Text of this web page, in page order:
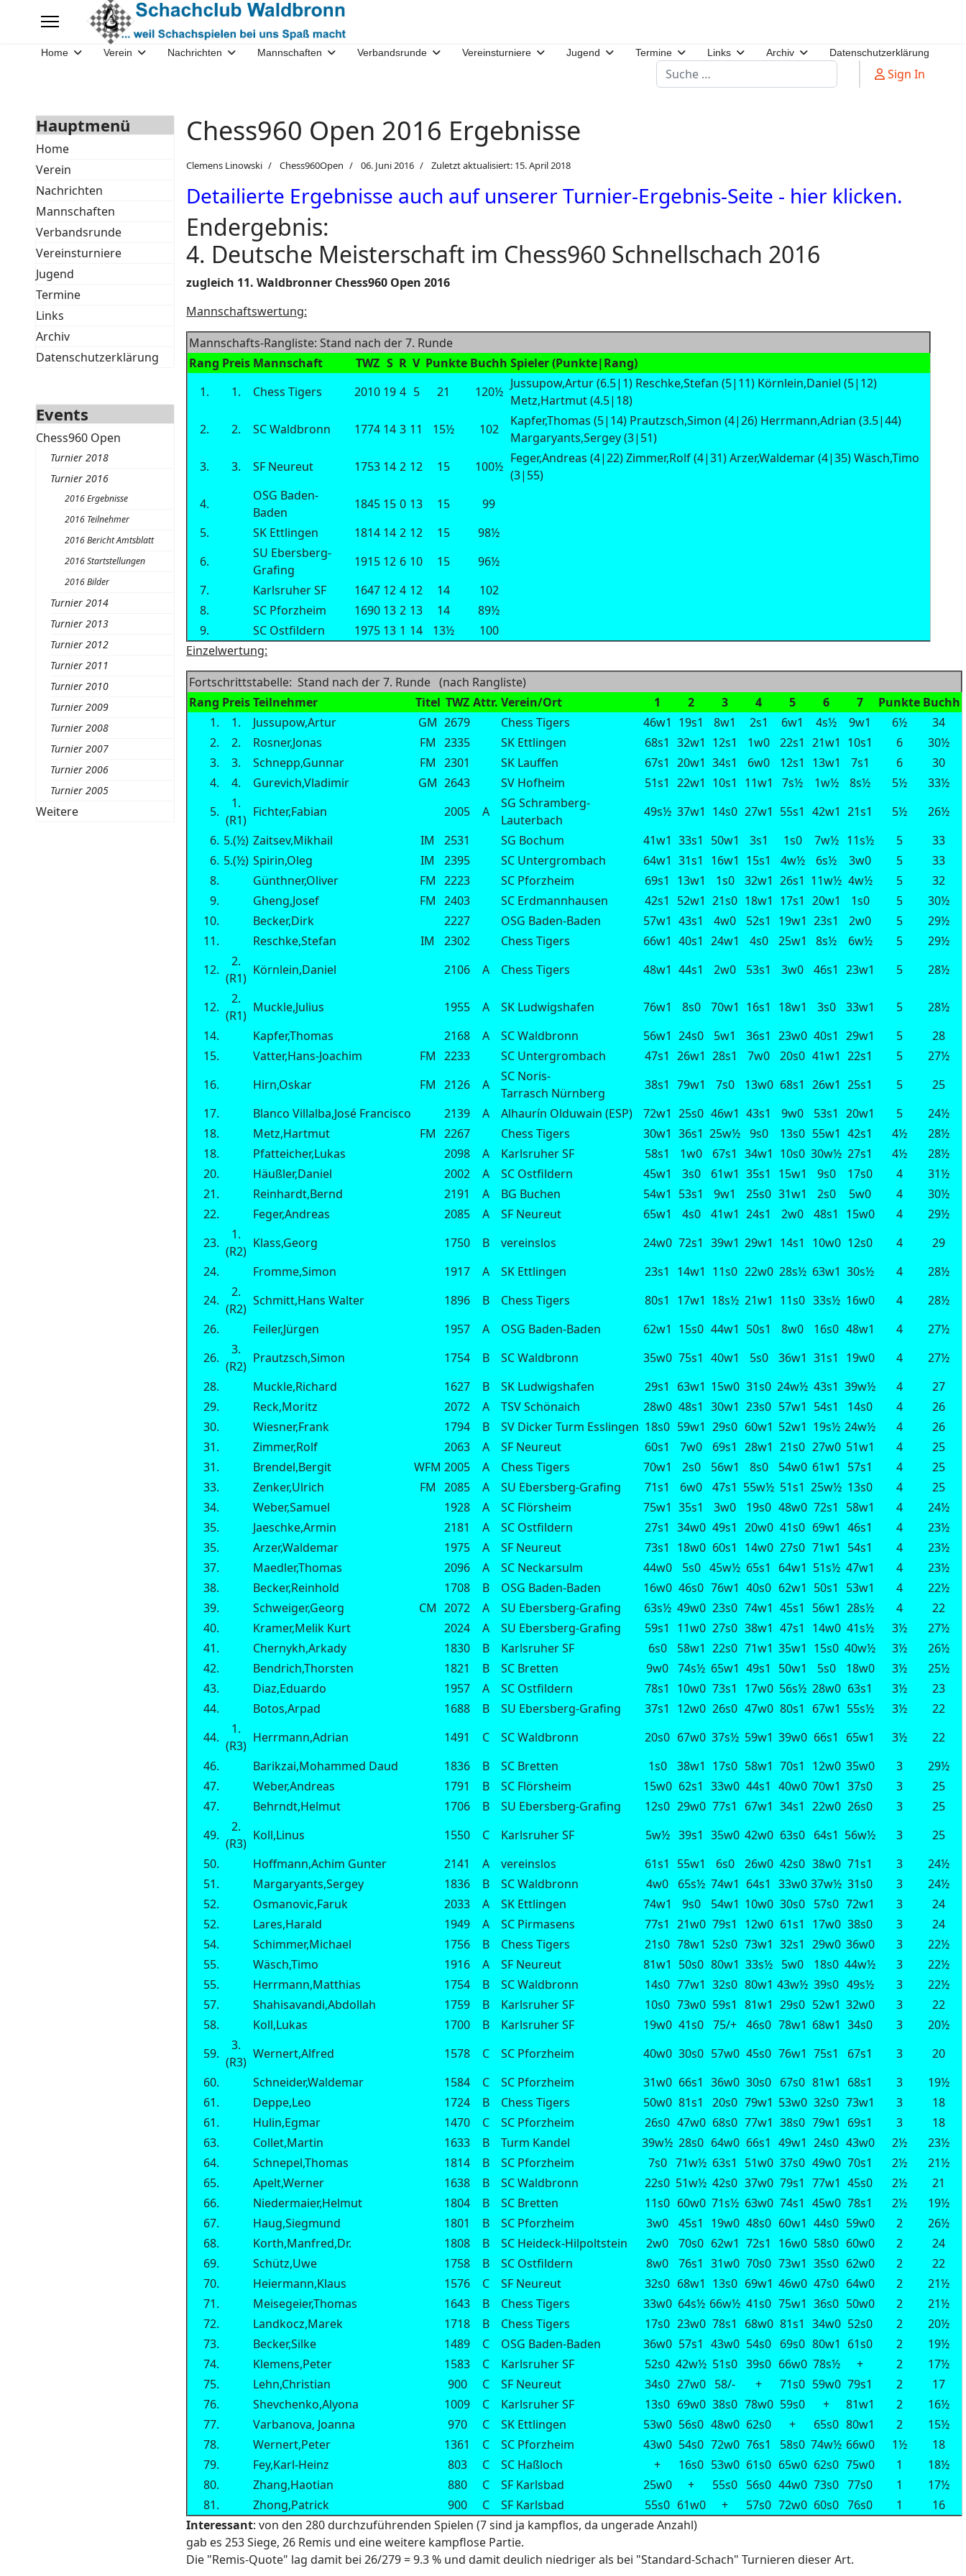
Home Verein Nachrichten Mannschaften Verbandsrunde Vereinsturniere Jugend Termine Links Archiv Datenschutzerklärung
Suchen Sign In
Hauptmenü
Home
Verein
Nachrichten
Mannschaften
Verbandsrunde
Vereinsturniere
Jugend
Termine
Links
Archiv
Datenschutzerklärung
Events
Chess960 Open
Turnier 2018
Turnier 2016
2016 Ergebnisse
2016 Teilnehmer
2016 Bericht Amtsblatt
2016 Startstellungen
2016 Bilder
Turnier 2014
Turnier 2013
Turnier 2012
Turnier 2011
Turnier 2010
Turnier 2009
Turnier 2008
Turnier 2007
Turnier 2006
Turnier 2005
Weitere
Chess960 Open 2016 Ergebnisse
Clemens Linowski Chess960Open 06. Juni 2016 Zuletzt aktualisiert: 15. April 2018
Detailierte Ergebnisse auch auf unserer Turnier-Ergebnis-Seite - hier klicken.
Endergebnis:
4. Deutsche Meisterschaft im Chess960 Schnellschach 2016
zugleich 11. Waldbronner Chess960 Open 2016
Mannschaftswertung:
Mannschafts-Rangliste: Stand nach der 7. Runde
Rang Preis Mannschaft TWZ S R V Punkte Buchh Spieler (Punkte|Rang)
1.
1. Chess Tigers 2010 19 4 5 21 120½
Jussupow,Artur (6.5|1) Reschke,Stefan (5|11) Körnlein,Daniel (5|12)
Metz,Hartmut (4.5|18)
2.
2. SC Waldbronn 1774 14 3 11 15½ 102
Kapfer,Thomas (5|14) Prautzsch,Simon (4|26) Herrmann,Adrian (3.5|44)
Margaryants,Sergey (3|51)
3.
3. SF Neureut 1753 14 2 12 15 100½
Feger,Andreas (4|22) Zimmer,Rolf (4|31) Arzer,Waldemar (4|35) Wäsch,Timo
(3|55)
4.
OSG Baden-
Baden
1845 15 0 13 15
99
5.
SK Ettlingen 1814 14 2 12 15
98½
6.
SU Ebersberg-
Grafing
1915 12 6 10 15
96½
7.
Karlsruher SF 1647 12 4 12 14
102
8.
SC Pforzheim 1690 13 2 13 14
89½
9.
SC Ostfildern 1975 13 1 14 13½
100
Einzelwertung:
Fortschrittstabelle: Stand nach der 7. Runde (nach Rangliste)
Rang PreisTeilnehmer Titel TWZ Attr. Verein/Ort 1 2 3 4 5 6 7 Punkte Buchh
1.
1. Jussupow,Artur GM 2679 Chess Tigers 46w1 19s1 8w1 2s1 6w1 4s½ 9w1 6½
34
2.
2. Rosner,Jonas FM 2335 SK Ettlingen 68s1 32w1 12s1 1w0 22s1 21w1 10s1 6
30½
3.
3. Schnepp,Gunnar FM 2301 SK Lauffen 67s1 20w1 34s1 6w0 12s1 13w1 7s1 6
30
4.
4. Gurevich,Vladimir GM 2643 SV Hofheim 51s1 22w1 10s1 11w1 7s½ 1w½ 8s½ 5½
33½
5.
1.
(R1)
Fichter,Fabian 2005 A
SG Schramberg-
Lauterbach
49s½ 37w1 14s0 27w1 55s1 42w1 21s1 5½
26½
6. 5.(½) Zaitsev,Mikhail IM 2531 SG Bochum 41w1 33s1 50w1 3s1 1s0 7w½ 11s½ 5
33
6. 5.(½) Spirin,Oleg IM 2395 SC Untergrombach 64w1 31s1 16w1 15s1 4w½ 6s½ 3w0 5
33
8.
Günthner,Oliver FM 2223 SC Pforzheim 69s1 13w1 1s0 32w1 26s1 11w½ 4w½ 5
32
9.
Gheng,Josef FM 2403 SC Erdmannhausen 42s1 52w1 21s0 18w1 17s1 20w1 1s0 5
30½
10.
Becker,Dirk 2227 OSG Baden-Baden 57w1 43s1 4w0 52s1 19w1 23s1 2w0 5
29½
11.
Reschke,Stefan IM 2302 Chess Tigers 66w1 40s1 24w1 4s0 25w1 8s½ 6w½ 5
29½
12.
2.
(R1)
Körnlein,Daniel 2106 A Chess Tigers 48w1 44s1 2w0 53s1 3w0 46s1 23w1 5 28½
12.
2.
(R1)
Muckle,Julius 1955 A SK Ludwigshafen 76w1 8s0 70w1 16s1 18w1 3s0 33w1 5
28½
14.
Kapfer,Thomas 2168 A SC Waldbronn 56w1 24s0 5w1 36s1 23w0 40s1 29w1 5
28
15.
Vatter,Hans-Joachim FM 2233 SC Untergrombach 47s1 26w1 28s1 7w0 20s0 41w1 22s1 5
27½
16.
Hirn,Oskar FM 2126 A
SC Noris-
Tarrasch Nürnberg
38s1 79w1 7s0 13w0 68s1 26w1 25s1 5
25
17.
Blanco Villalba,José Francisco 2139 A Alhaurín Olduwain (ESP) 72w1 25s0 46w1 43s1 9w0 53s1 20w1 5
24½
18.
Metz,Hartmut FM 2267 Chess Tigers 30w1 36s1 25w½ 9s0 13s0 55w1 42s1 4½
28½
18.
Pfatteicher,Lukas 2098 A Karlsruher SF 58s1 1w0 67s1 34w1 10s0 30w½ 27s1 4½
28½
20.
Häußler,Daniel 2002 A SC Ostfildern 45w1 3s0 61w1 35s1 15w1 9s0 17s0 4
31½
21.
Reinhardt,Bernd 2191 A BG Buchen 54w1 53s1 9w1 25s0 31w1 2s0 5w0 4
30½
22.
Feger,Andreas 2085 A SF Neureut 65w1 4s0 41w1 24s1 2w0 48s1 15w0 4
29½
23.
1.
(R2)
Klass,Georg 1750 B vereinslos 24w0 72s1 39w1 29w1 14s1 10w0 12s0 4
29
24.
Fromme,Simon 1917 A SK Ettlingen 23s1 14w1 11s0 22w0 28s½ 63w1 30s½ 4
28½
24.
2.
(R2)
Schmitt,Hans Walter 1896 B Chess Tigers 80s1 17w1 18s½ 21w1 11s0 33s½ 16w0 4
28½
26.
Feiler,Jürgen 1957 A OSG Baden-Baden 62w1 15s0 44w1 50s1 8w0 16s0 48w1 4
27½
26.
3.
(R2)
Prautzsch,Simon 1754 B SC Waldbronn 35w0 75s1 40w1 5s0 36w1 31s1 19w0 4
27½
28.
Muckle,Richard 1627 B SK Ludwigshafen 29s1 63w1 15w0 31s0 24w½ 43s1 39w½ 4
27
29.
Reck,Moritz 2072 A TSV Schönaich 28w0 48s1 30w1 23s0 57w1 54s1 14s0 4
26
30.
Wiesner,Frank 1794 B SV Dicker Turm Esslingen 18s0 59w1 29s0 60w1 52w1 19s½ 24w½ 4
26
31.
Zimmer,Rolf 2063 A SF Neureut 60s1 7w0 69s1 28w1 21s0 27w0 51w1 4
25
31.
Brendel,Bergit WFM 2005 A Chess Tigers 70w1 2s0 56w1 8s0 54w0 61w1 57s1 4
25
33.
Zenker,Ulrich FM 2085 A SU Ebersberg-Grafing 71s1 6w0 47s1 55w½ 51s1 25w½ 13s0 4
25
34.
Weber,Samuel 1928 A SC Flörsheim 75w1 35s1 3w0 19s0 48w0 72s1 58w1 4
24½
35.
Jaeschke,Armin 2181 A SC Ostfildern 27s1 34w0 49s1 20w0 41s0 69w1 46s1 4
23½
35.
Arzer,Waldemar 1975 A SF Neureut 73s1 18w0 60s1 14w0 27s0 71w1 54s1 4
23½
37.
Maedler,Thomas 2096 A SC Neckarsulm 44w0 5s0 45w½ 65s1 64w1 51s½ 47w1 4
23½
38.
Becker,Reinhold 1708 B OSG Baden-Baden 16w0 46s0 76w1 40s0 62w1 50s1 53w1 4
22½
39.
Schweiger,Georg CM 2072 A SU Ebersberg-Grafing 63s½ 49w0 23s0 74w1 45s1 56w1 28s½ 4
22
40.
Kramer,Melik Kurt 2024 A SU Ebersberg-Grafing 59s1 11w0 27s0 38w1 47s1 14w0 41s½ 3½
27½
41.
Chernykh,Arkady 1830 B Karlsruher SF 6s0 58w1 22s0 71w1 35w1 15s0 40w½ 3½
26½
42.
Bendrich,Thorsten 1821 B SC Bretten 9w0 74s½ 65w1 49s1 50w1 5s0 18w0 3½
25½
43.
Diaz,Eduardo 1957 A SC Ostfildern 78s1 10w0 73s1 17w0 56s½ 28w0 63s1 3½
23
44.
Botos,Arpad 1688 B SU Ebersberg-Grafing 37s1 12w0 26s0 47w0 80s1 67w1 55s½ 3½
22
44.
1.
(R3)
Herrmann,Adrian 1491 C SC Waldbronn 20s0 67w0 37s½ 59w1 39w0 66s1 65w1 3½
22
46.
Barikzai,Mohammed Daud 1836 B SC Bretten 1s0 38w1 17s0 58w1 70s1 12w0 35w0 3
29½
47.
Weber,Andreas 1791 B SC Flörsheim 15w0 62s1 33w0 44s1 40w0 70w1 37s0 3
25
47.
Behrndt,Helmut 1706 B SU Ebersberg-Grafing 12s0 29w0 77s1 67w1 34s1 22w0 26s0 3
25
49.
2.
(R3)
Koll,Linus 1550 C Karlsruher SF 5w½ 39s1 35w0 42w0 63s0 64s1 56w½ 3
25
50.
Hoffmann,Achim Gunter 2141 A vereinslos 61s1 55w1 6s0 26w0 42s0 38w0 71s1 3
24½
51.
Margaryants,Sergey 1836 B SC Waldbronn 4w0 65s½ 74w1 64s1 33w0 37w½ 31s0 3
24½
52.
Osmanovic,Faruk 2033 A SK Ettlingen 74w1 9s0 54w1 10w0 30s0 57s0 72w1 3
24
52.
Lares,Harald 1949 A SC Pirmasens 77s1 21w0 79s1 12w0 61s1 17w0 38s0 3
24
54.
Schimmer,Michael 1756 B Chess Tigers 21s0 78w1 52s0 73w1 32s1 29w0 36w0 3
22½
55.
Wäsch,Timo 1916 A SF Neureut 81w1 50s0 80w1 33s½ 5w0 18s0 44w½ 3
22½
55.
Herrmann,Matthias 1754 B SC Waldbronn 14s0 77w1 32s0 80w1 43w½ 39s0 49s½ 3
22½
57.
Shahisavandi,Abdollah 1759 B Karlsruher SF 10s0 73w0 59s1 81w1 29s0 52w1 32w0 3
22
58.
Koll,Lukas 1700 B Karlsruher SF 19w0 41s0 75/+ 46s0 78w1 68w1 34s0 3
20½
59.
3.
(R3)
Wernert,Alfred 1578 C SC Pforzheim 40w0 30s0 57w0 45s0 76w1 75s1 67s1 3
20
60.
Schneider,Waldemar 1584 C SC Pforzheim 31w0 66s1 36w0 30s0 67s0 81w1 68s1 3
19½
61.
Deppe,Leo 1724 B Chess Tigers 50w0 81s1 20s0 79w1 53w0 32s0 73w1 3
18
61.
Hulin,Egmar 1470 C SC Pforzheim 26s0 47w0 68s0 77w1 38s0 79w1 69s1 3
18
63.
Collet,Martin 1633 B Turm Kandel 39w½ 28s0 64w0 66s1 49w1 24s0 43w0 2½
23½
64.
Schnepel,Thomas 1814 B SC Pforzheim 7s0 71w½ 63s1 51w0 37s0 49w0 70s1 2½
21½
65.
Apelt,Werner 1638 B SC Waldbronn 22s0 51w½ 42s0 37w0 79s1 77w1 45s0 2½
21
66.
Niedermaier,Helmut 1804 B SC Bretten 11s0 60w0 71s½ 63w0 74s1 45w0 78s1 2½
19½
67.
Haug,Siegmund 1801 B SC Pforzheim 3w0 45s1 19w0 48s0 60w1 44s0 59w0 2
26½
68.
Korth,Manfred,Dr. 1808 B SC Heideck-Hilpoltstein 2w0 70s0 62w1 72s1 16w0 58s0 60w0 2
24
69.
Schütz,Uwe 1758 B SC Ostfildern 8w0 76s1 31w0 70s0 73w1 35s0 62w0 2
22
70.
Heiermann,Klaus 1576 C SF Neureut 32s0 68w1 13s0 69w1 46w0 47s0 64w0 2
21½
71.
Meisegeier,Thomas 1643 B Chess Tigers 33w0 64s½ 66w½ 41s0 75w1 36s0 50w0 2
21½
72.
Landkocz,Marek 1718 B Chess Tigers 17s0 23w0 78s1 68w0 81s1 34w0 52s0 2
20½
73.
Becker,Silke 1489 C OSG Baden-Baden 36w0 57s1 43w0 54s0 69s0 80w1 61s0 2
19½
74.
Klemens,Peter 1583 C Karlsruher SF 52s0 42w½ 51s0 39s0 66w0 78s½ + 2
17½
75.
Lehn,Christian 900 C SF Neureut 34s0 27w0 58/- + 71s0 59w0 79s1 2
17
76.
Shevchenko,Alyona 1009 C Karlsruher SF 13s0 69w0 38s0 78w0 59s0 + 81w1 2
16½
77.
Varbanova, Joanna 970 C SK Ettlingen 53w0 56s0 48w0 62s0 + 65s0 80w1 2
15½
78.
Wernert,Peter 1361 C SC Pforzheim 43w0 54s0 72w0 76s1 58s0 74w½ 66w0 1½
18
79.
Fey,Karl-Heinz 803 C SC Haßloch + 16s0 53w0 61s0 65w0 62s0 75w0 1
18½
80.
Zhang,Haotian 880 C SF Karlsbad 25w0 + 55s0 56s0 44w0 73s0 77s0 1
17½
81.
Zhong,Patrick 900 C SF Karlsbad 55s0 61w0 + 57s0 72w0 60s0 76s0 1
16
Interessant: von den 280 durchzuführenden Spielen (7 sind ja kampflos, da ungerade Anzahl)
gab es 253 Siege, 26 Remis und eine weitere kampflose Partie.
Die "Remis-Quote" lag damit bei 26/279 = 9.3 % und damit deulich niedriger als bei "Standard-Schach" Turnieren dieser Art.